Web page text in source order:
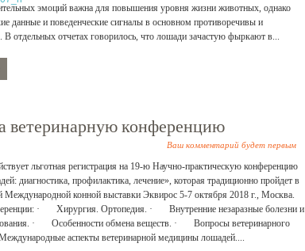
эмоций важна для повышения уровня жизни животных, однако
данные и поведенческие сигналы в основном противоречивы и
отдельных отчетах говорилось, что лошади зачастую фыркают в...
ветеринарную конференцию
Ваш комментарий будет первым
льготная регистрация на 19-ю Научно-практическую конференцию
диагностика, профилактика, лечение», которая традиционно пройдет в
Международной конной выставки Эквирос 5-7 октября 2018 г., Москва.
· Хирургия. Ортопедия. · Внутренние незаразные болезни и
· Особенности обмена веществ. · Вопросы ветеринарного
аспекты ветеринарной медицины лошадей....